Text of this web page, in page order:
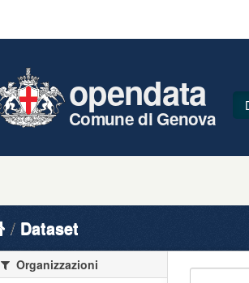
opendata
Comune di Genova
Dataset
Organizzazioni